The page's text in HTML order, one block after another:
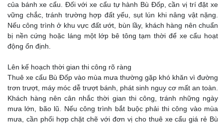
của bánh xe cẩu. Đối với xe cẩu tự hành Bù Đốp, cần vị trí đặt xe
vững chắc, tránh trường hợp đất yếu, sụt lún khi nâng vật nặng.
Nếu công trình ở khu vực đất ướt, bùn lầy, khách hàng nên chuẩn
bị nền cứng hoặc láng một lớp bê tông tạm thời để xe cẩu hoạt
động ổn định.
Lên kế hoạch thời gian thi công rõ ràng
Thuê xe cẩu Bù Đốp vào mùa mưa thường gặp khó khăn vì đường
trơn trượt, máy móc dễ trượt bánh, phát sinh nguy cơ mất an toàn.
Khách hàng nên cân nhắc thời gian thi công, tránh những ngày
mưa lớn, bão lũ. Nếu công trình bắt buộc phải thi công vào mùa
mưa, cần phối hợp chặt chẽ với đơn vị cho thuê xe cẩu giá rẻ Bù